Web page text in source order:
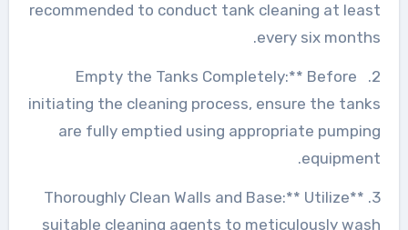
recommended to conduct tank cleaning at least
every six months.
2. Empty the Tanks Completely:** Before
initiating the cleaning process, ensure the tanks
are fully emptied using appropriate pumping
equipment.
3. **Thoroughly Clean Walls and Base:** Utilize
suitable cleaning agents to meticulously wash